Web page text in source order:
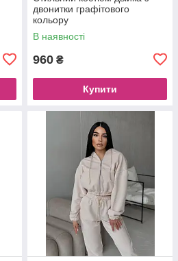
двонитки графітового
кольору
В наявності
960 ₴
Купити